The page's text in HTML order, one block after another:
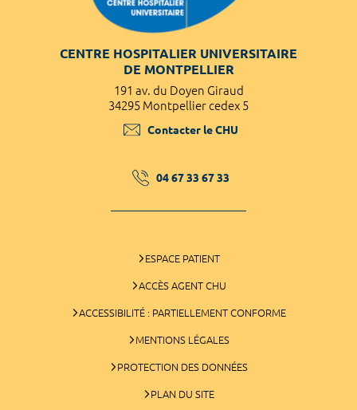
CENTRE HOSPITALIER UNIVERSITAIRE
DE MONTPELLIER
191 av. du Doyen Giraud
34295 Montpellier cedex 5
Contacter le CHU
04 67 33 67 33
ESPACE PATIENT
ACCÈS AGENT CHU
ACCESSIBILITÉ : PARTIELLEMENT CONFORME
MENTIONS LÉGALES
PROTECTION DES DONNÉES
PLAN DU SITE